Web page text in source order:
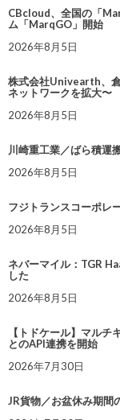
CBcloud、全国の「
ム「MarqGO」開始
2026年8月5日
株式会社Univearth、
ネットワークを拡大〜
2026年8月5日
川崎重工業／ばら積運
2026年8月5日
フジトランスコーポレ
2026年8月5日
ネバーマイル：TGR
した
2026年8月5日
【トドケール】マル
とのAPI連携を開始
2026年7月30日
JR貨物／お盆休み期間